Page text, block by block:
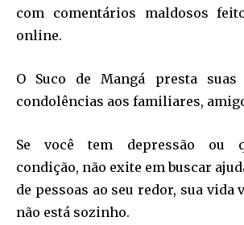
com comentários maldosos
online.
O Suco de Mangá presta suas
condolências aos familiares,
Se você tem depressão ou
condição, não exite em buscar
de pessoas ao seu redor, sua vida
não está sozinho.